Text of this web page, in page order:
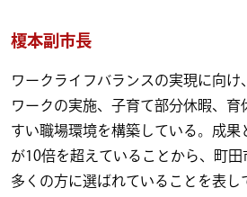
榎本副市長
ワークライフバランスの実現に向け
ワークの実施、子育て部分休暇、育
すい職場環境を構築している。成果
が10倍を超えていることから、町
多くの方に選ばれていることを表し